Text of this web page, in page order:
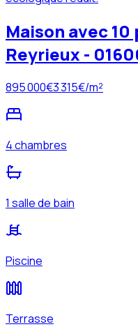
Maison avec 10
Reyrieux -
895 000€3 315€/m²
4 chambres
1 salle de bain
Piscine
Terrasse